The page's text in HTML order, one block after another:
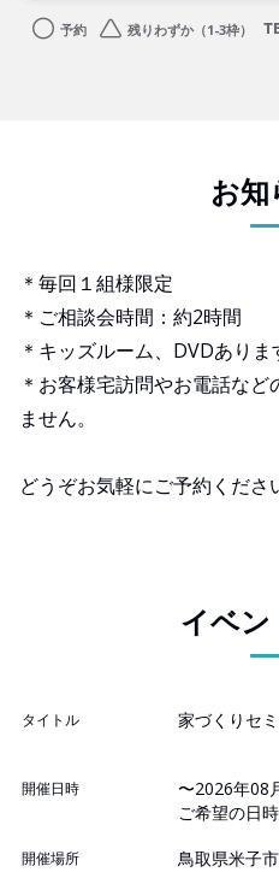
予約 残りわずか（1-3枠）
お知
＊毎回１組様限定
＊ご相談会時間：約2時間
＊キッズルーム、DVDありま
＊お客様宅訪問やお電話な
ません。
どうぞお気軽にご予約くださ
イベン
タイトル 家づくりセ
開催日時
〜2026年08
ご希望の日
開催場所 鳥取県米子